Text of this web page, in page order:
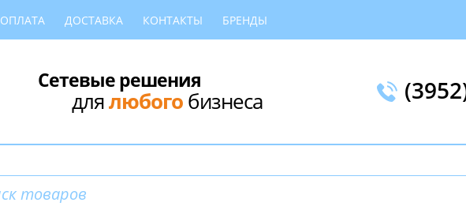
ОПЛАТА ДОСТАВКА КОНТАКТЫ БРЕНДЫ
Сетевые решения
длялюбогобизнеса